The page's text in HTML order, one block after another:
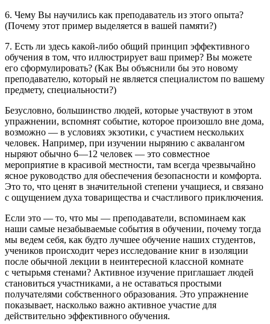
6. Чему Вы научились как преподаватель из этого опыта?
(Почему этот пример выделяется в вашей памяти?)
7. Есть ли здесь какой-либо общий принцип эффективного
обучения в том, что иллюстрирует ваш пример? Вы можете
его сформулировать? (Как Вы объяснили бы это новому
преподавателю, который не является специалистом по вашему
предмету, специальности?)
Безусловно, большинство людей, которые участвуют в этом
упражнении, вспомнят событие, которое произошло вне дома,
возможно — в условиях экзотики, с участием нескольких
человек. Например, при изучении нырянию с аквалангом
ныряют обычно 6—12 человек — это совместное
мероприятие в красивой местности, там всегда чрезвычайно
ясное руководство для обеспечения безопасности и комфорта.
Это то, что ценят в значительной степени учащиеся, и связано
с ощущением духа товарищества и счастливого приключения.
Если это — то, что мы — преподаватели, вспоминаем как
наши самые незабываемые события в обучении, почему тогда
мы ведем себя, как будто лучшее обучение наших студентов,
учеников происходит через исследование книг в изоляции
после обычной лекции в неинтересной классной комнате
с четырьмя стенами? Активное изучение приглашает людей
становиться участниками, а не оставаться простыми
получателями собственного образования. Это упражнение
показывает, насколько важно активное участие для
действительно эффективного обучения.